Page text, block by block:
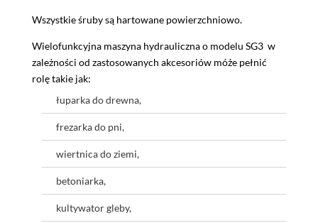
Wszystkie śruby są hartowane powierzchniowo.
Wielofunkcyjna maszyna hydrauliczna o modelu SG3 w
zależności od zastosowanych akcesoriów móże pełnić
rolę takie jak:
łuparka do drewna,
frezarka do pni,
wiertnica do ziemi,
betoniarka,
kultywator gleby,